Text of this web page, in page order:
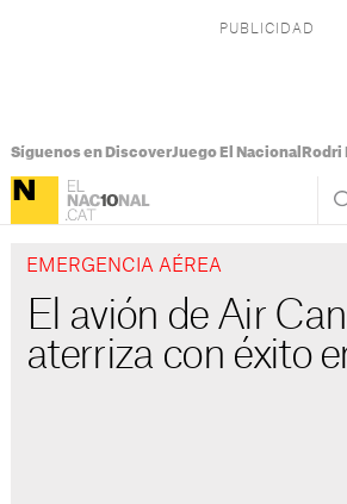
Síguenos en DiscoverJuego El Nacional Rodri
EMERGENCIA AÉREA
El avión de Air
aterriza con éxito